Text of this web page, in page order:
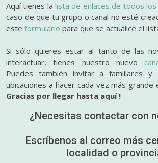
Aquí tienes lalista de enlaces de todos
caso de que tu grupo o canal no esté
este formulario para que se actualice el
Si sólo quieres estar al tanto de las
interactuar, tienes nuestro nuevo
Puedes también invitar a familiares y
ubicaciones a hacer cada vez más grande
Gracias por llegar hasta aquí !
¿Necesitas contactar con
Escríbenos al correo más
localidad o